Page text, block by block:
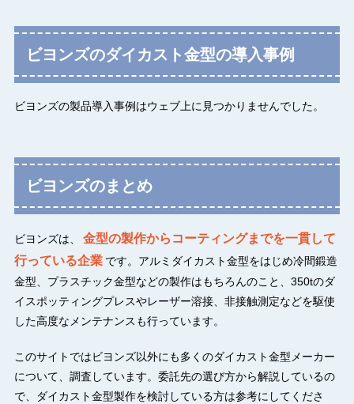
ビヨンズのダイカスト金型の導入事例
ビヨンズの製品導入事例はウェブ上に見つかりませんでした。
ビヨンズのまとめ
ビヨンズは、
金型の製作からコーティングまでを一貫して
行っている企業 です。アルミダイカスト金型をはじめ冷間鍛造
金型、プラスチック金型などの製作はもちろんのこと、350tのダ
イスポッティングプレスやレーザー溶接、非接触測定などを駆使
した高度なメンテナンスも行っています。
このサイトではビヨンズ以外にも多くのダイカスト金型メーカー
について、調査しています。委託先の選び方から解説しているの
で、ダイカスト金型製作を検討している方は参考にしてくださ